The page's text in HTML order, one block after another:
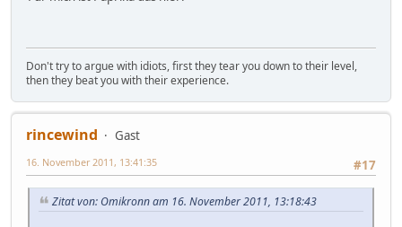
Don't try to argue with idiots, first they tear you down to their level,
then they beat you with their experience.
rincewind
Gast
#17
16. November 2011, 13:41:35
Zitat von: Omikronn am 16. November 2011, 13:18:43